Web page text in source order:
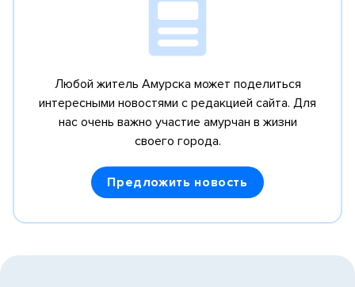
Любой житель Амурска может поделиться
интересными новостями с редакцией сайта. Для
нас очень важно участие амурчан в жизни
своего города.
Предложить новость